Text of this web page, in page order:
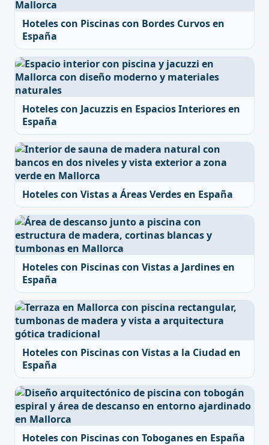
Hoteles con Piscinas con Bordes Curvos en
España
Hoteles con Jacuzzis en Espacios Interiores en
España
Hoteles con Vistas a Áreas Verdes en España
Hoteles con Piscinas con Vistas a Jardines en
España
Hoteles con Piscinas con Vistas a la Ciudad en
España
Hoteles con Piscinas con Toboganes en España